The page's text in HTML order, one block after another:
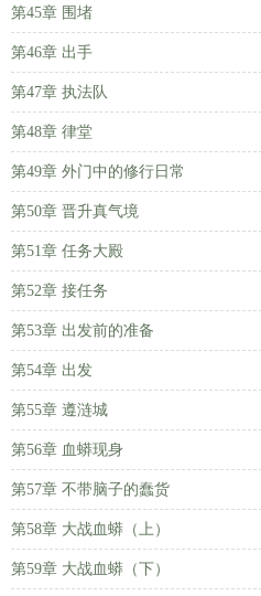
第45章 围堵
第46章 出手
第47章 执法队
第48章 律堂
第49章 外门中的修行日常
第50章 晋升真气境
第51章 任务大殿
第52章 接任务
第53章 出发前的准备
第54章 出发
第55章 遵涟城
第56章 血蟒现身
第57章 不带脑子的蠢货
第58章 大战血蟒（上）
第59章 大战血蟒（下）